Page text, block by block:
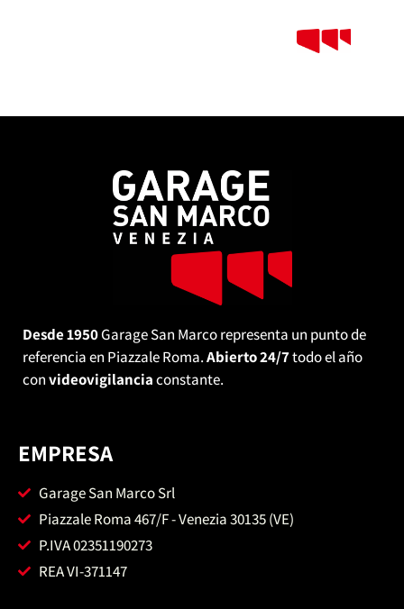
Desde 1950Garage San Marco representa un punto de
referencia en Piazzale Roma.Abierto 24/7todo el año
convideovigilanciaconstante.
EMPRESA
Garage San Marco Srl
Piazzale Roma 467/F - Venezia 30135 (VE)
P.IVA 02351190273
REA VI-371147